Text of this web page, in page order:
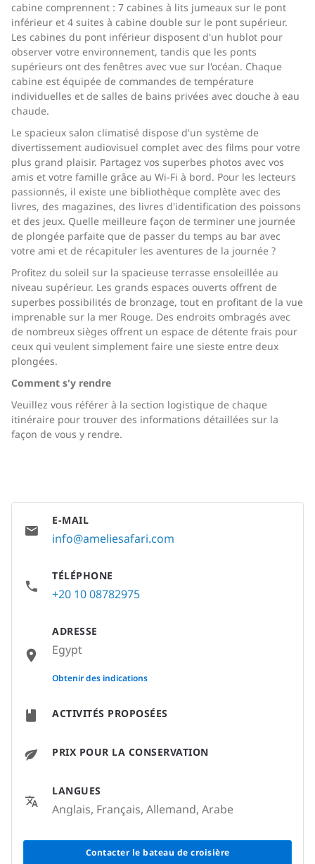
cabine comprennent : 7 cabines à lits jumeaux sur le pont
inférieur et 4 suites à cabine double sur le pont supérieur.
Les cabines du pont inférieur disposent d'un hublot pour
observer votre environnement, tandis que les ponts
supérieurs ont des fenêtres avec vue sur l'océan. Chaque
cabine est équipée de commandes de température
individuelles et de salles de bains privées avec douche à eau
chaude.
Le spacieux salon climatisé dispose d'un système de
divertissement audiovisuel complet avec des films pour votre
plus grand plaisir. Partagez vos superbes photos avec vos
amis et votre famille grâce au Wi-Fi à bord. Pour les lecteurs
passionnés, il existe une bibliothèque complète avec des
livres, des magazines, des livres d'identification des poissons
et des jeux. Quelle meilleure façon de terminer une journée
de plongée parfaite que de passer du temps au bar avec
votre ami et de récapituler les aventures de la journée ?
Profitez du soleil sur la spacieuse terrasse ensoleillée au
niveau supérieur. Les grands espaces ouverts offrent de
superbes possibilités de bronzage, tout en profitant de la vue
imprenable sur la mer Rouge. Des endroits ombragés avec
de nombreux sièges offrent un espace de détente frais pour
ceux qui veulent simplement faire une sieste entre deux
plongées.
Comment s'y rendre
Veuillez vous référer à la section logistique de chaque
itinéraire pour trouver des informations détaillées sur la
façon de vous y rendre.
ACTIVITÉS PROPOSÉES
PRIX POUR LA CONSERVATION
LANGUES
Anglais, Français, Allemand, Arabe
Contacter le bateau de croisière
E-MAIL
info@ameliesafari.com
TÉLÉPHONE
+20 10 08782975
ADRESSE
Egypt
None
Obtenir des indications